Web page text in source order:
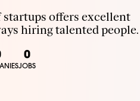
offers excellent
hiring talented people.
0
JOBS